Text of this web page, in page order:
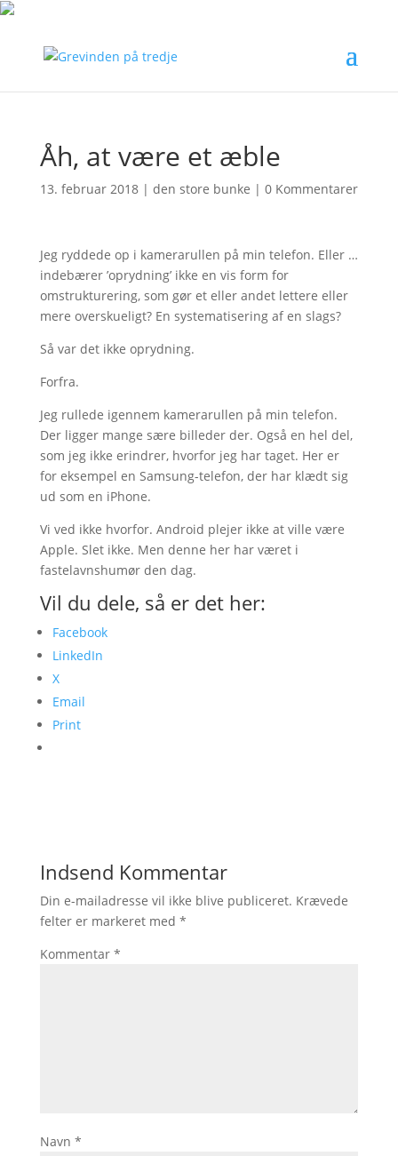
Åh, at være et æble
13. februar 2018| den store bunke | 0 Kommentarer
Jeg ryddede op i kamerarullen på min telefon. Eller …
indebærer ’oprydning’ ikke en vis form for
omstrukturering, som gør et eller andet lettere eller
mere overskueligt? En systematisering af en slags?
Så var det ikke oprydning.
Forfra.
Jeg rullede igennem kamerarullen på min telefon.
Der ligger mange sære billeder der. Også en hel del,
som jeg ikke erindrer, hvorfor jeg har taget. Her er
for eksempel en Samsung-telefon, der har klædt sig
ud som en iPhone.
Vi ved ikke hvorfor. Android plejer ikke at ville være
Apple. Slet ikke. Men denne her har været i
fastelavnshumør den dag.
Vil du dele, så er det her:
Facebook
LinkedIn
X
Email
Print
Indsend Kommentar
Din e-mailadresse vil ikke blive publiceret. Krævede
felter er markeret med *
Kommentar *
Navn *